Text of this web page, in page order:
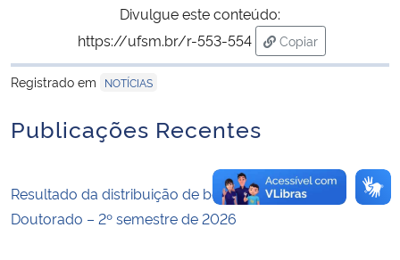
Divulgue este conteúdo:
https://ufsm.br/r-553-554
Copiar
para área de
Registrado em
NOTÍCIAS
Publicações Recentes
Resultado da distribuição de bolsas de Mestrado e
Doutorado – 2º semestre de 2026